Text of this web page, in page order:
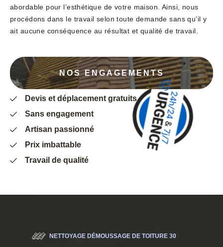
abordable pour l’esthétique de votre maison. Ainsi, nous
procédons dans le travail selon toute demande sans qu’il y
ait aucune conséquence au résultat et qualité de travail.
NOS ENGAGEMENTS
Devis et déplacement gratuits
Sans engagement
Artisan passionné
Prix imbattable
Travail de qualité
NETTOYAGE DÉMOUSSAGE DE TOITURE 30